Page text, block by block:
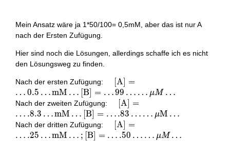
Mein Ansatz wäre ja 1*50/100= 0,5mM, aber das ist nur A
nach der Ersten Zufügung.
Hier sind noch die Lösungen, allerdings schaffe ich es nicht
den Lösungsweg zu finden.
Nach der ersten Zufügung:
\quad[\mathrm{A}]=\ldots
0.5 \ldots \mathrm{mM}
\ldots[\mathrm{B}]=\ldots
99 \ldots \ldots \mu M
\ldots
A =
… 0.5 …mM … [B = …99 … … μM …
Nach der zweiten Zufügung:
\quad[\mathrm{A}]=\ldots
.8 .3 \ldots \mathrm{mM}
\ldots[\mathrm{B}]=\ldots
.83 \ldots \ldots \mu
A =
… .8.3 …mM … [B = … .83 … … μM …
Nach der dritten Zufügung:
\quad[\mathrm{A}]=\ldots
.25 \ldots \mathrm{mM}
A =
… .25 …mM … ; B = … .50 … … μM …